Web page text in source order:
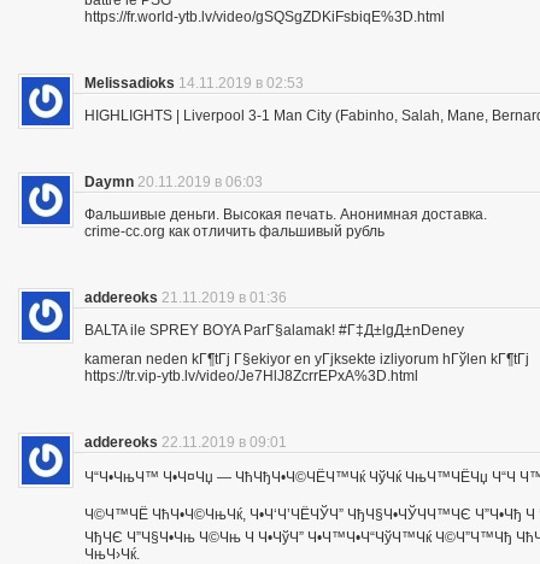
https://fr.world-ytb.lv/video/gSQSgZDKiFsbiqE%3D.html
Melissadioks 14.11.2019 в 02:53
HIGHLIGHTS | Liverpool 3-1 Man City (Fabinho, Salah, Mane,
Daymn 20.11.2019 в 06:03
Фальшивые деньги. Высокая печать. Анонимная доставка.
crime-cc.org как отличить фальшивый рубль
addereoks 21.11.2019 в 01:36
BALTA ile SPREY BOYA ParГ§alamak! #Г‡Д±lgД±nDeney
kameran neden kГ¶tГј Г§ekiyor en yГјksekte izliyorum hГўlen kГ¶tГј
https://tr.vip-ytb.lv/video/Je7HlJ8ZcrrEPxA%3D.html
addereoks 22.11.2019 в 09:01
Ч“Ч•ЧњЧ™ Ч•Ч¤Чџ — ЧћЧђЧ•Ч©ЧЁЧ™Чќ ЧўЧќ ЧњЧ™ЧЁЧџ Ч“Ч
Ч©Ч™ЧЁ ЧћЧ•Ч©ЧњЧќ, Ч•Ч‘Ч’ЧЁЧЎЧ” ЧђЧ§Ч•ЧЎЧЧ™ЧЄ Ч”Ч•Чђ
ЧђЧЄ Ч”Ч§Ч•Чњ Ч©Чњ Ч Ч•ЧўЧ” Ч•Ч™Ч•Ч“ЧўЧ™Чќ Ч©Ч”Ч™Чђ
ЧњЧ›Чќ.